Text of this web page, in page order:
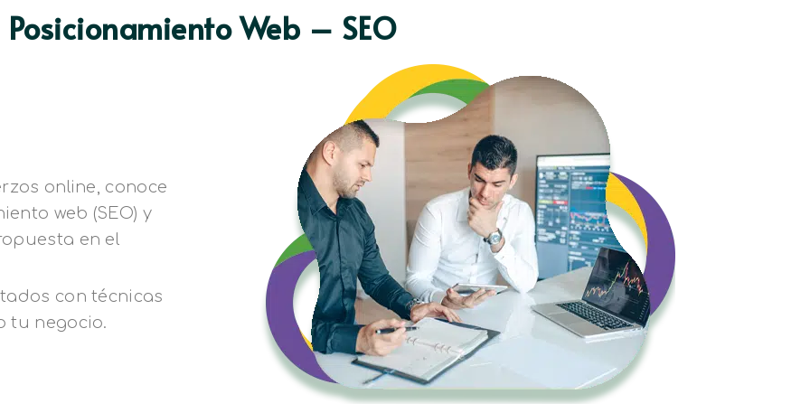
Posicionamiento Web – SEO
online, conoce
web (SEO) y
en el
con técnicas
tu negocio.